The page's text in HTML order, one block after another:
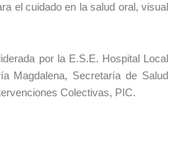
el cuidado en la salud oral, visual
por la E.S.E. Hospital Local
Magdalena, Secretaría de Salud
Colectivas, PIC.